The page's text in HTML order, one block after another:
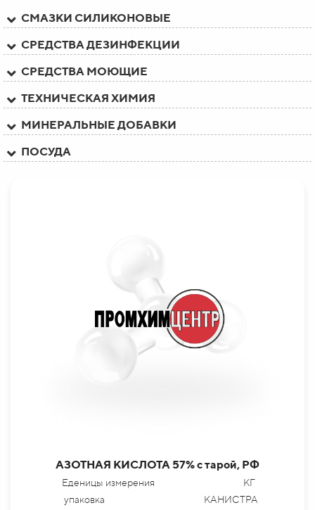
СМАЗКИ СИЛИКОНОВЫЕ
СРЕДСТВА ДЕЗИНФЕКЦИИ
СРЕДСТВА МОЮЩИЕ
ТЕХНИЧЕСКАЯ ХИМИЯ
МИНЕРАЛЬНЫЕ ДОБАВКИ
ПОСУДА
АЗОТНАЯ КИСЛОТА 57% с тарой, РФ
Еденицы измерения
КГ
упаковка
КАНИСТРА